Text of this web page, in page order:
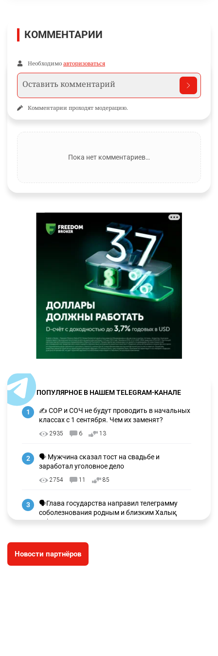
КОММЕНТАРИИ
Необходимо авторизоваться
Комментарии проходят модерацию.
Пока нет комментариев…
ПОПУЛЯРНОЕ В НАШЕМ TELEGRAM-КАНАЛЕ
1
✍️ СОР и СОЧ не будут проводить в начальных
классах с 1 сентября. Чем их заменят?
2935 6 13
2
🗣 Мужчина сказал тост на свадьбе и
заработал уголовное дело
2754 11 85
3
🗣Глава государства направил телеграмму
соболезнования родным и близким Халық
қаһарманы Ивана Гапича
🇫🇷 Клуб ПСЖ объявил об открытии своей
футбольной академии в Астане
Новости партнёров